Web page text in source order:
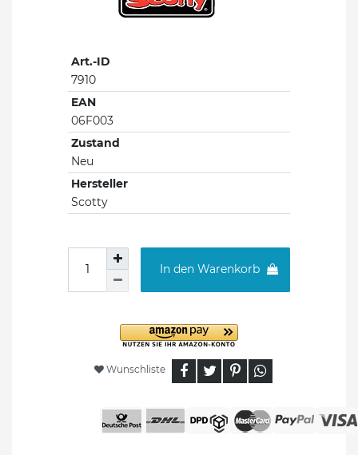
Art.-ID
7910
EAN
06F003
Zustand
Neu
Hersteller
Scotty
In den Warenkorb
Wunschliste